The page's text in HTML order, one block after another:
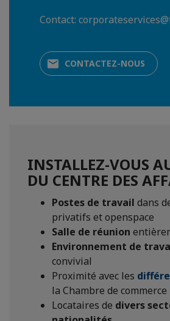
Contact:
CONTACTEZ-NOUS
INSTALLEZ-VOUS
DU CENTRE DES
Postes de travail dans
privatifs et openspace
Salle de réunion
Environnement de
convivial
Proximité avec les
la Chambre de commerce
Locataires de divers